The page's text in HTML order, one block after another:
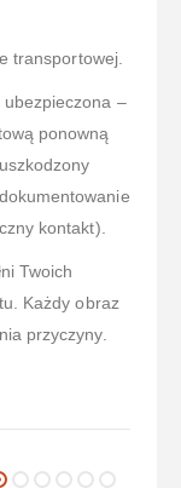
transportowej.
–
ponowną
kontakt).
Twoich
Każdy obraz
przyczyny.